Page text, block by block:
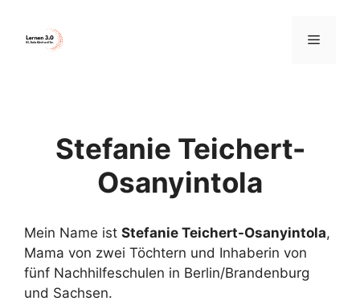
springen
Menü
Stefanie Teichert-
Osanyintola
Mein Name ist Stefanie Teichert-Osanyintola,
Mama von zwei Töchtern und Inhaberin von
fünf Nachhilfeschulen in Berlin/Brandenburg
und Sachsen.